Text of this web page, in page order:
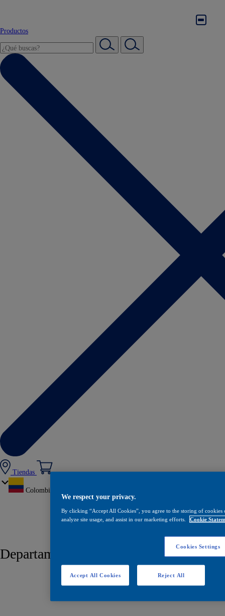
Productos
Tiendas
Colombia
Departamento / Ciudad: Fonseca
We respect your privacy.
By clicking “Accept All Cookies”, you agree to the storing of
analyze site usage, and assist in our marketing efforts.
Cookie
Cookies Settings
Reject All
Accept All Cookies